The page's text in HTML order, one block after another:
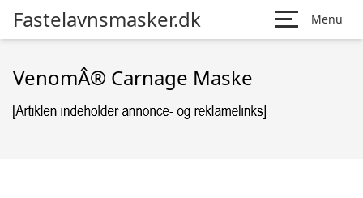
Fastelavnsmasker.dk Menu
VenomÂ® Carnage Maske